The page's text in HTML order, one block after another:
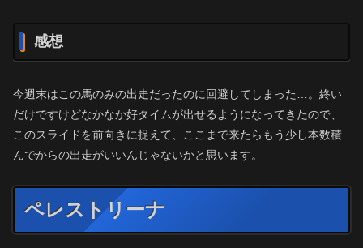
感想
今週末はこの馬のみの出走だったのに回避してしまった…。終い
だけですけどなかなか好タイムが出せるようになってきたので、
このスライドを前向きに捉えて、ここまで来たらもう少し本数積
んでからの出走がいいんじゃないかと思います。
ペレストリーナ